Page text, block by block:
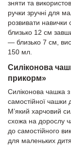
зняти та
ручки зручні для
розвивати навички
близько 12 см
— близько 7 см,
150 мл.
Силіконова
прикорм»
Силіконова чашка
самостійної чашки
М’який харчовий
схожа на дорослу
до самостійного
для маленьких